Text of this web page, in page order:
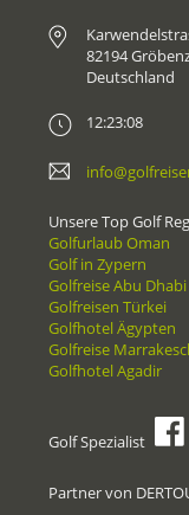
82194
Deutschland
12:23:08
Unsere Top Golf
Golfurlaub Oman
Golf in Zypern
Golfreise Abu Dhabi
Golfreisen Türkei
Golfhotel Ägypten
Golfreise
Golfhotel Agadir
Golf Spezialist
Partner von